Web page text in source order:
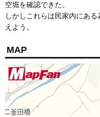
空堀を確認できた。
しかしこれらは民家内にあ
えよう。
MAP